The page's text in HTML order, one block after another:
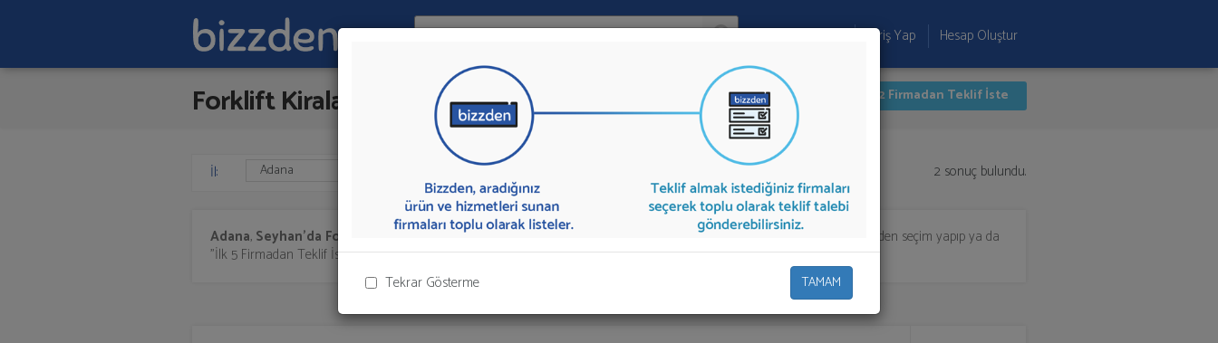
Tekrar Gösterme TAMAM
Ara:
Firma Ekle Giriş Yap Hesap Oluştur
Forklift Kiralama İlk 2 Firmadan Teklif İste
İl: 2 sonuç bulundu.
Adana, Seyhan'da Forklift Kiralamasunan firmalar aşağıda listelenmektedir. Forklift Kiralamateklifi almak için listeden seçim yapıp ya da
"İlk 5 Firmadan Teklif İste" kısmından toplu olarak teklif talebinizi firmalara aktarabilirsiniz.